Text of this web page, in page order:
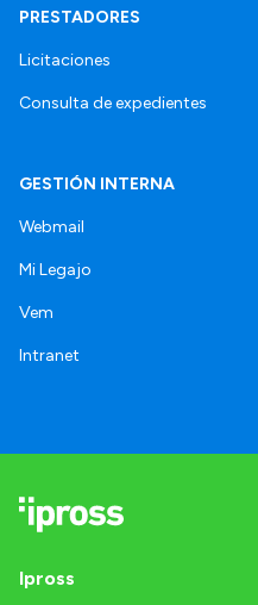
PRESTADORES
Licitaciones
Consulta de expedientes
GESTIÓN INTERNA
Webmail
Mi Legajo
Vem
Intranet
Ipross